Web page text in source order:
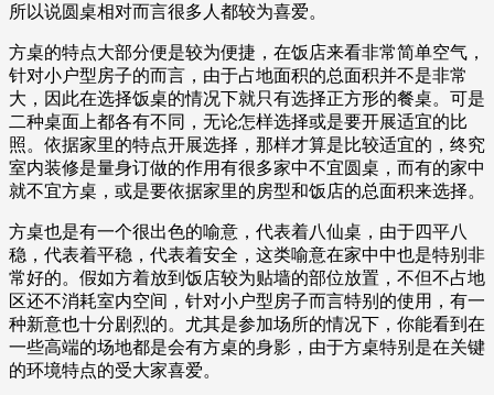
所以说圆桌相对而言很多人都较为喜爱。
方桌的特点大部分便是较为便捷，在饭店来看非常简单空气，
针对小户型房子的而言，由于占地面积的总面积并不是非常
大，因此在选择饭桌的情况下就只有选择正方形的餐桌。可是
二种桌面上都各有不同，无论怎样选择或是要开展适宜的比
照。依据家里的特点开展选择，那样才算是比较适宜的，终究
室内装修是量身订做的作用有很多家中不宜圆桌，而有的家中
就不宜方桌，或是要依据家里的房型和饭店的总面积来选择。
方桌也是有一个很出色的喻意，代表着八仙桌，由于四平八
稳，代表着平稳，代表着安全，这类喻意在家中中也是特别非
常好的。假如方着放到饭店较为贴墙的部位放置，不但不占地
区还不消耗室内空间，针对小户型房子而言特别的使用，有一
种新意也十分剧烈的。尤其是参加场所的情况下，你能看到在
一些高端的场地都是会有方桌的身影，由于方桌特别是在关键
的环境特点的受大家喜爱。